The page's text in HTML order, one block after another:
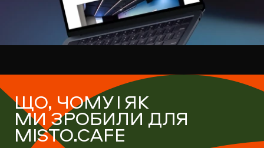
Projects showreel
ЩО, ЧОМУ І ЯК
МИ ЗРОБИЛИ ДЛЯ
MISTO.CAFE